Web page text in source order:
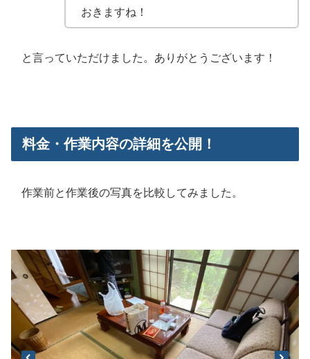
おきますね！
と言っていただけました。ありがとうございます！
料金・作業内容の詳細を公開！
作業前と作業後の写真を比較してみました。